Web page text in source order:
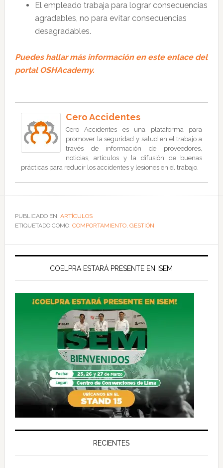
El empleado trabaja para lograr consecuencias
agradables, no para evitar consecuencias
desagradables.
Puedes hallar más información en este enlace del
portal OSHAcademy.
Cero Accidentes
Cero Accidentes es una plataforma para
promover la seguridad y salud en el trabajo a
través de información de proveedores,
noticias, artículos y la difusión de buenas
prácticas para reducir los accidentes y lesiones en el trabajo.
PUBLICADO EN: ARTÍCULOS
ETIQUETADO COMO: COMPORTAMIENTO, GESTIÓN
COELPRA ESTARÁ PRESENTE EN ISEM
RECIENTES